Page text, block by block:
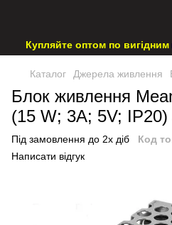
Купляйте оптом по
Каталог Джерела живлення
Блок живлення
(15 W; 3A; 5V;
Під замовлення до 2х діб Код
Написати відгук